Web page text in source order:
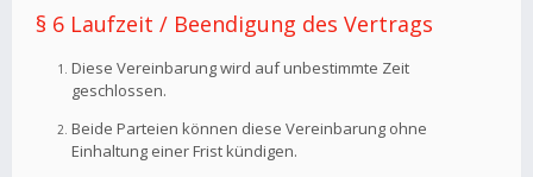
§ 6 Laufzeit / Beendigung des Vertrags
Diese Vereinbarung wird auf unbestimmte Zeit
geschlossen.
Beide Parteien können diese Vereinbarung ohne
Einhaltung einer Frist kündigen.